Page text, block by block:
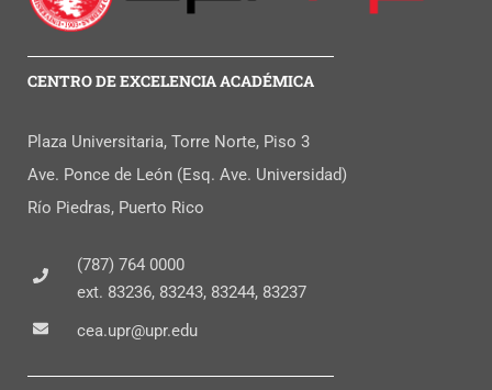
CENTRO DE EXCELENCIA ACADÉMICA
Plaza Universitaria, Torre Norte, Piso 3
Ave. Ponce de León (Esq. Ave. Universidad)
Río Piedras, Puerto Rico
(787) 764 0000
ext. 83236, 83243, 83244, 83237
cea.upr@upr.edu